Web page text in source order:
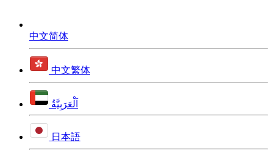
中文简体
中文繁体
اَلْعَرَبِيَّةُ
日本語